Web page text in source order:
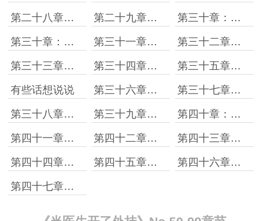
第二十八章：蒙娜丽莎的龙 第二十九章：无处安放的荷尔蒙［上］ 第三十章：正能量！
第三十章：无处安放的荷尔蒙下 第三十一章：宫保鸡块 第三十二章：小小阑尾，大大精神
第三十三章：黄道吉日，择期手术 第三十四章：技惊四座 第三十五章：差一点而已
有些话想说说 第三十六章：电刀的刀 第三十七章：我好难啊！
第三十八章：我们找陈大夫 第三十九章：连环任务 第四十章：第二环
第四十一章：绿色装备信息 第四十二章：需要有人打下手吗？ 第四十三章：有点吵，都出去。
第四十四章：收回颇丰！ 第四十五章：喜提橄榄枝 第四十六章：连环任务完成！
第四十七章：我果然不是一个花瓶